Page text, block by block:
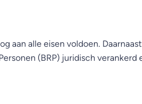
aan alle eisen voldoen.
(BRP) juridisch verankerd